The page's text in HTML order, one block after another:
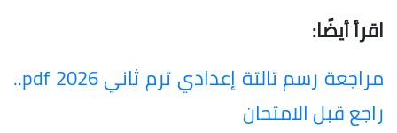
اقرأ أيضًا:
مراجعة رسم تالتة إعدادي ترم ثاني 2026 pdf..
راجع قبل الامتحان